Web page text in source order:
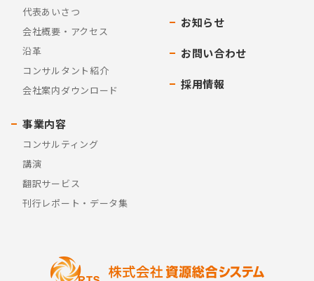
代表あいさつ
会社概要・アクセス
沿革
コンサルタント紹介
会社案内ダウンロード
事業内容
コンサルティング
講演
翻訳サービス
刊行レポート・データ集
お知らせ
お問い合わせ
採用情報